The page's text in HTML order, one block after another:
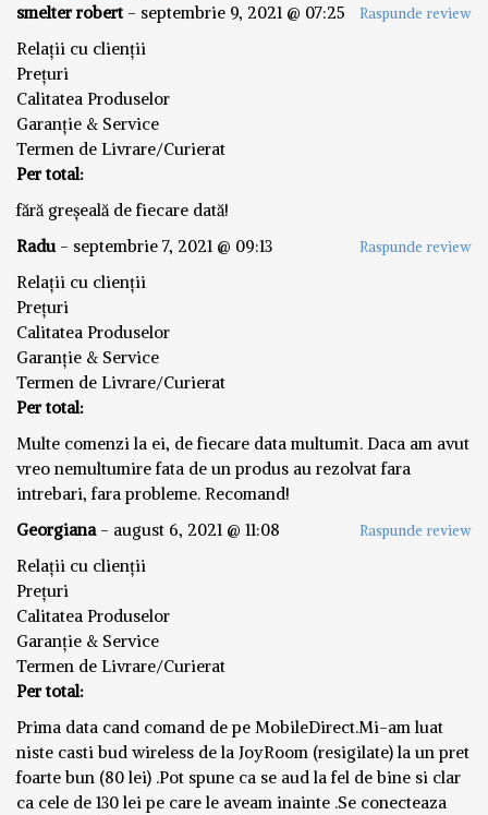
smelter robert - septembrie 9, 2021 @ 07:25 Raspunde review
Relații cu clienții
Prețuri
Calitatea Produselor
Garanție & Service
Termen de Livrare/Curierat
Per total:
fără greșeală de fiecare dată!
Radu - septembrie 7, 2021 @ 09:13 Raspunde review
Relații cu clienții
Prețuri
Calitatea Produselor
Garanție & Service
Termen de Livrare/Curierat
Per total:
Multe comenzi la ei, de fiecare data multumit. Daca am avut
vreo nemultumire fata de un produs au rezolvat fara
intrebari, fara probleme. Recomand!
Georgiana- august 6, 2021 @ 11:08 Raspunde review
Relații cu clienții
Prețuri
Calitatea Produselor
Garanție & Service
Termen de Livrare/Curierat
Per total:
Prima data cand comand de pe MobileDirect.Mi-am luat
niste casti bud wireless de la JoyRoom (resigilate) la un pret
foarte bun (80 lei) .Pot spune ca se aud la fel de bine si clar
ca cele de 130 lei pe care le aveam inainte .Se conecteaza